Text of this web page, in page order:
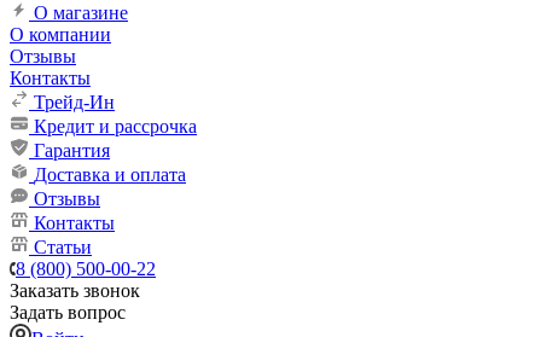
О магазине
О компании
Отзывы
Контакты
Трейд-Ин
Кредит и рассрочка
Гарантия
Доставка и оплата
Отзывы
Контакты
Статьи
8 (800) 500-00-22
Заказать звонок
Задать вопрос